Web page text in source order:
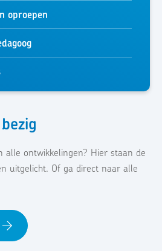
oproepen
alle ontwikkelingen? Hier staan de
uitgelicht. Of ga direct naar alle